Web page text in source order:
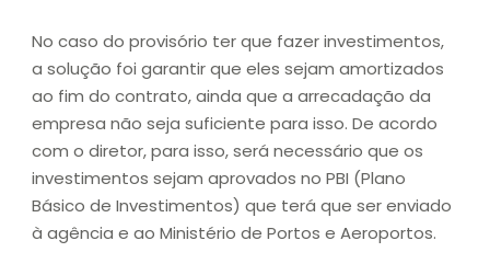
No caso do provisório ter que fazer investimentos,
a solução foi garantir que eles sejam amortizados
ao fim do contrato, ainda que a arrecadação da
empresa não seja suficiente para isso. De acordo
com o diretor, para isso, será necessário que os
investimentos sejam aprovados no PBI (Plano
Básico de Investimentos) que terá que ser enviado
à agência e ao Ministério de Portos e Aeroportos.